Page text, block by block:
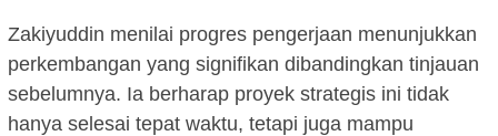
Zakiyuddin menilai progres pengerjaan menunjukkan
perkembangan yang signifikan dibandingkan tinjauan
sebelumnya. Ia berharap proyek strategis ini tidak
hanya selesai tepat waktu, tetapi juga mampu